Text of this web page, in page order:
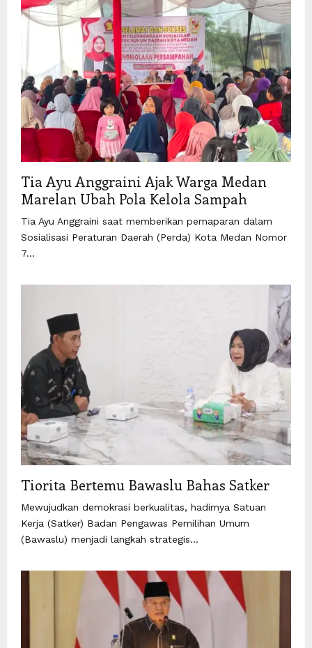
Tia Ayu Anggraini Ajak Warga Medan
Marelan Ubah Pola Kelola Sampah
Tia Ayu Anggraini saat memberikan pemaparan dalam
Sosialisasi Peraturan Daerah (Perda) Kota Medan Nomor
7...
Tiorita Bertemu Bawaslu Bahas Satker
Mewujudkan demokrasi berkualitas, hadirnya Satuan
Kerja (Satker) Badan Pengawas Pemilihan Umum
(Bawaslu) menjadi langkah strategis...